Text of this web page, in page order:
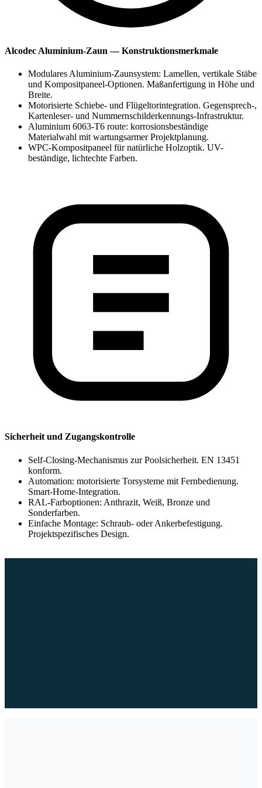
Alcodec Aluminium-Zaun — Konstruktionsmerkmale
Modulares Aluminium-Zaunsystem: Lamellen, vertikale Stäbe
und Kompositpaneel-Optionen. Maßanfertigung in Höhe und
Breite.
Motorisierte Schiebe- und Flügeltorintegration. Gegensprech-,
Kartenleser- und Nummernschilderkennungs-Infrastruktur.
Aluminium 6063-T6 route: korrosionsbeständige
Materialwahl mit wartungsarmer Projektplanung.
WPC-Kompositpaneel für natürliche Holzoptik. UV-
beständige, lichtechte Farben.
Sicherheit und Zugangskontrolle
Self-Closing-Mechanismus zur Poolsicherheit. EN 13451
konform.
Automation: motorisierte Torsysteme mit Fernbedienung.
Smart-Home-Integration.
RAL-Farboptionen: Anthrazit, Weiß, Bronze und
Sonderfarben.
Einfache Montage: Schraub- oder Ankerbefestigung.
Projektspezifisches Design.